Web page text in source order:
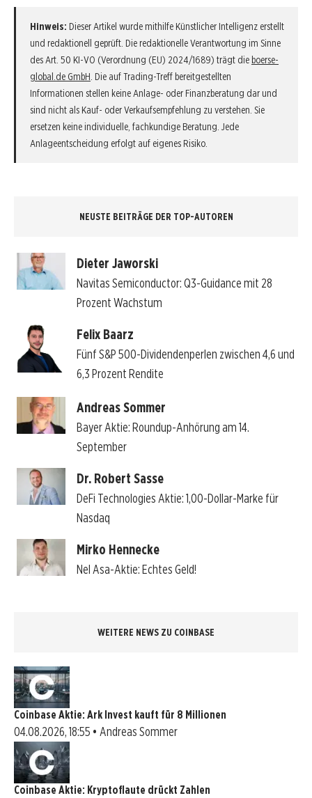
Hinweis: Dieser Artikel wurde mithilfe Künstlicher Intelligenz erstellt
und redaktionell geprüft. Die redaktionelle Verantwortung im Sinne
des Art. 50 KI-VO (Verordnung (EU) 2024/1689) trägt die boerse-
global.de GmbH . Die auf Trading-Treff bereitgestellten
Informationen stellen keine Anlage- oder Finanzberatung dar und
sind nicht als Kauf- oder Verkaufsempfehlung zu verstehen. Sie
ersetzen keine individuelle, fachkundige Beratung. Jede
Anlageentscheidung erfolgt auf eigenes Risiko.
NEUSTE BEITRÄGE DER TOP-AUTOREN
Dieter Jaworski
Navitas Semiconductor: Q3-Guidance mit 28
Prozent Wachstum
Felix Baarz
Fünf S&P 500-Dividendenperlen zwischen 4,6 und
6,3 Prozent Rendite
Andreas Sommer
Bayer Aktie: Roundup-Anhörung am 14.
September
Dr. Robert Sasse
DeFi Technologies Aktie: 1,00-Dollar-Marke für
Nasdaq
Mirko Hennecke
Nel Asa-Aktie: Echtes Geld!
WEITERE NEWS ZU COINBASE
Coinbase Aktie: Ark Invest kauft für 8 Millionen
04.08.2026, 18:55 • Andreas Sommer
Coinbase Aktie: Kryptoflaute drückt Zahlen